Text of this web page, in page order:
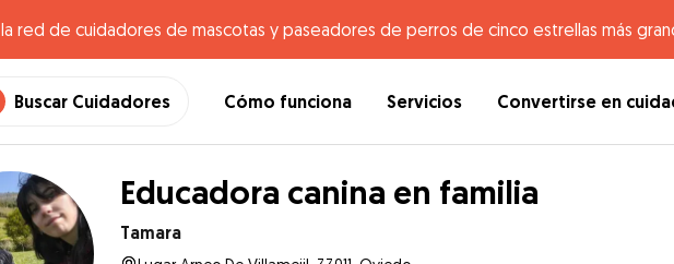
la red de cuidadores de mascotas y paseadores de perros de cinco estrellas más
Buscar Cuidadores Cómo funciona Servicios Convertirse en
Educadora canina en familia
Tamara